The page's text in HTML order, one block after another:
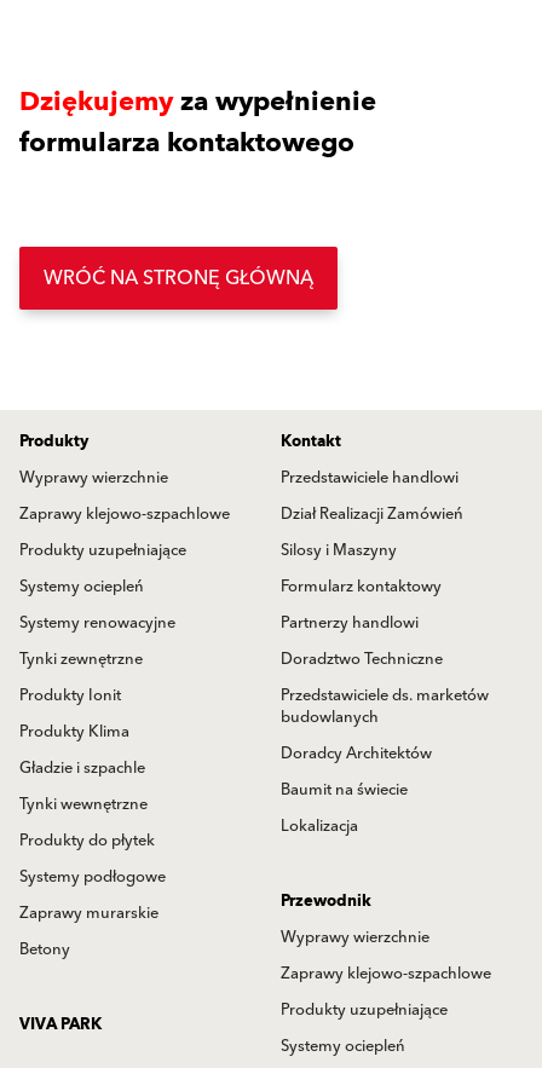
Dziękujemyza wypełnienie
formularza kontaktowego
WRÓĆ NA STRONĘ GŁÓWNĄ
Produkty
Wyprawy wierzchnie
Zaprawy klejowo-szpachlowe
Produkty uzupełniające
Systemy ociepleń
Systemy renowacyjne
Tynki zewnętrzne
Produkty Ionit
Produkty Klima
Gładzie i szpachle
Tynki wewnętrzne
Produkty do płytek
Systemy podłogowe
Zaprawy murarskie
Betony
Kontakt
Przedstawiciele handlowi
Dział Realizacji Zamówień
Silosy i Maszyny
Formularz kontaktowy
Partnerzy handlowi
Doradztwo Techniczne
Przedstawiciele ds. marketów
budowlanych
Doradcy Architektów
Baumit na świecie
Lokalizacja
Przewodnik
Wyprawy wierzchnie
Zaprawy klejowo-szpachlowe
Produkty uzupełniające
Systemy ociepleń
VIVA PARK